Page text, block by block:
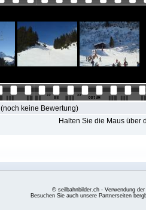
(noch keine Bewertung)
Halten Sie die Maus über
© seilbahnbilder.ch - Verwendung
Besuchen Sie auch unsere Partnerseiten